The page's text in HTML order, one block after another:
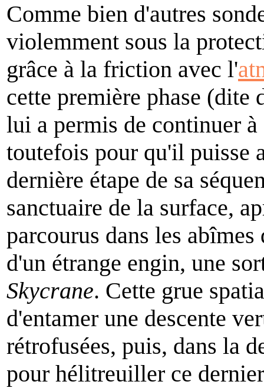
Comme bien d'autres
violemment sous la
grâce à la friction avec l'
cette première phase (dite
lui a permis de continuer
toutefois pour qu'il puisse
dernière étape de sa
sanctuaire de la surface,
parcourus dans les
d'un étrange engin, une
Skycrane. Cette grue
d'entamer une descente
rétrofusées, puis, dans la
pour hélitreuiller ce